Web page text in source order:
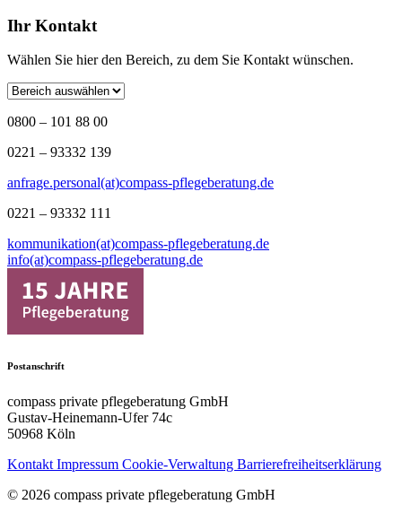
Ihr Kontakt
Wählen Sie hier den Bereich, zu dem Sie Kontakt wünschen.
0800 – 101 88 00
0221 – 93332 139
anfrage.personal(at)compass-pflegeberatung.de
0221 – 93332 111
kommunikation(at)compass-pflegeberatung.de
info(at)compass-pflegeberatung.de
Postanschrift
compass private pflegeberatung GmbH
Gustav-Heinemann-Ufer 74c
50968 Köln
KontaktImpressum Cookie-Verwaltung Barrierefreiheitserklärung
© 2026 compass private pflegeberatung GmbH